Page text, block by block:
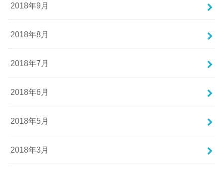
2018年9月
2018年8月
2018年7月
2018年6月
2018年5月
2018年3月